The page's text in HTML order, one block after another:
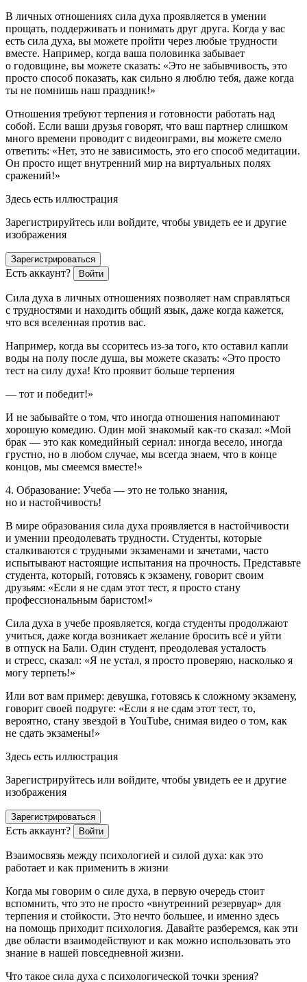
В личных отношениях сила духа проявляется в умении
прощать, поддерживать и понимать друг друга. Когда у вас
есть сила духа, вы можете пройти через любые трудности
вместе. Например, когда ваша половинка забывает
о годовщине, вы можете сказать: «Это не забывчивость, это
просто способ показать, как сильно я люблю тебя, даже когда
ты не помнишь наш праздник!»
Отношения требуют терпения и готовности работать над
собой. Если ваши друзья говорят, что ваш партнер слишком
много времени проводит с видеоиграми, вы можете смело
ответить: «Нет, это не зависимость, это его способ медитации.
Он просто ищет внутренний мир на виртуальных полях
сражений!»
Здесь есть иллюстрация
Зарегистрируйтесь или войдите, чтобы увидеть ее и другие
изображения
Зарегистрироваться
Есть аккаунт? Войти
Сила духа в личных отношениях позволяет нам справляться
с трудностями и находить общий язык, даже когда кажется,
что вся вселенная против вас.
Например, когда вы ссоритесь из-за того, кто оставил капли
воды на полу после душа, вы можете сказать: «Это просто
тест на силу духа! Кто проявит больше терпения
— тот и победит!»
И не забывайте о том, что иногда отношения напоминают
хорошую комедию. Один мой знакомый как-то сказал: «Мой
брак — это как комедийный сериал: иногда весело, иногда
грустно, но в любом случае, мы всегда знаем, что в конце
концов, мы смеемся вместе!»
4. Образование: Учеба — это не только знания,
но и настойчивость!
В мире образования сила духа проявляется в настойчивости
и умении преодолевать трудности. Студенты, которые
сталкиваются с трудными экзаменами и зачетами, часто
испытывают настоящие испытания на прочность. Представьте
студента, который, готовясь к экзамену, говорит своим
друзьям: «Если я не сдам этот тест, я просто стану
профессиональным баристом!»
Сила духа в учебе проявляется, когда студенты продолжают
учиться, даже когда возникает желание бросить всё и уйти
в отпуск на Бали. Один студент, преодолевая усталость
и стресс, сказал: «Я не устал, я просто проверяю, насколько я
могу терпеть!»
Или вот вам пример: девушка, готовясь к сложному экзамену,
говорит своей подруге: «Если я не сдам этот тест, то,
вероятно, стану звездой в YouTube, снимая видео о том, как
не сдать экзамены!»
Здесь есть иллюстрация
Зарегистрируйтесь или войдите, чтобы увидеть ее и другие
изображения
Зарегистрироваться
Есть аккаунт? Войти
Взаимосвязь между психологией и силой духа: как это
работает и как применить в жизни
Когда мы говорим о силе духа, в первую очередь стоит
вспомнить, что это не просто «внутренний резервуар» для
терпения и стойкости. Это нечто большее, и именно здесь
на помощь приходит психология. Давайте разберемся, как эти
две области взаимодействуют и как можно использовать это
знание в нашей повседневной жизни.
Что такое сила духа с психологической точки зрения?